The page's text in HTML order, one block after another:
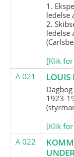
1.
ledelse
2.
ledelse
[Klik
A 021
LOUIS
1923-
[Klik
A 022